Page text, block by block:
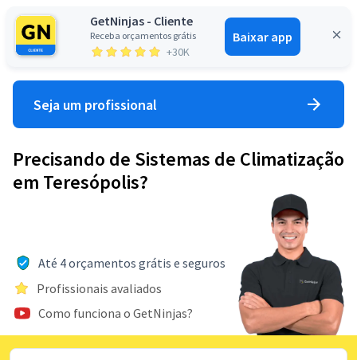
GetNinjas - Cliente
Receba orçamentos grátis
+30K
Baixar app
Entrar
Seja um profissional
Precisando de Sistemas de Climatização
em Teresópolis?
Até 4 orçamentos grátis e seguros
Profissionais avaliados
Como funciona o GetNinjas?